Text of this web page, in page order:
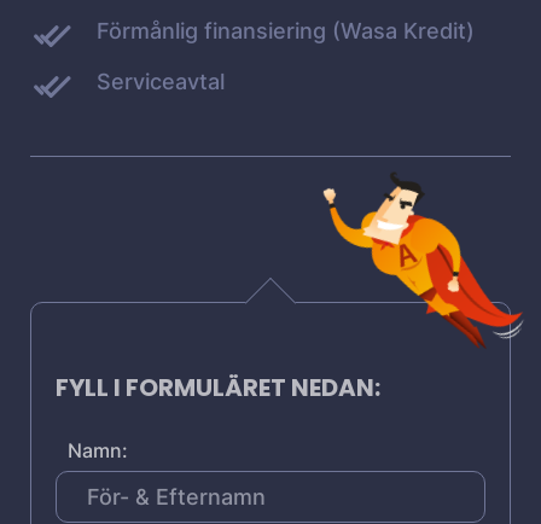
Förmånlig finansiering (Wasa Kredit)
Serviceavtal
FYLL I FORMULÄRET NEDAN:
Namn: